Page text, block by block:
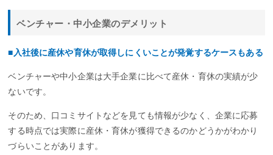
ベンチャー・中小企業のデメリット
■入社後に産休や育休が取得しにくいことが発覚するケースもある
ベンチャーや中小企業は大手企業に比べて産休・育休の実績が少
ないです。
そのため、口コミサイトなどを見ても情報が少なく、企業に応募
する時点では実際に産休・育休が獲得できるのかどうかがわかり
づらいことがあります。